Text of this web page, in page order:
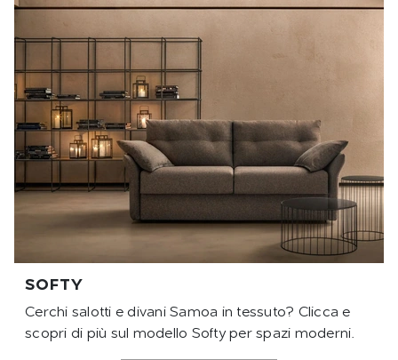
SOFTY
Cerchi salotti e divani Samoa in tessuto? Clicca e
scopri di più sul modello Softy per spazi moderni.